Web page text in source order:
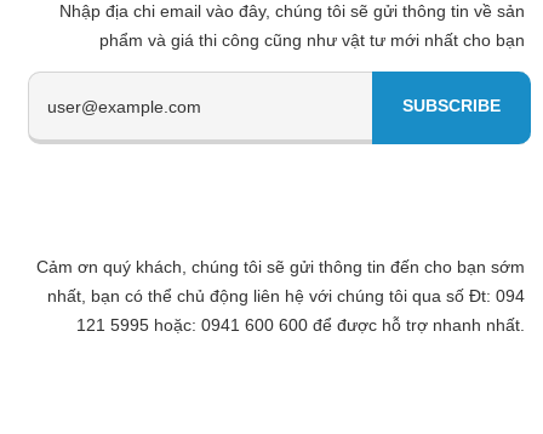
Nhập địa chi email vào đây, chúng tôi sẽ gửi thông tin về sản
phẩm và giá thi công cũng như vật tư mới nhất cho bạn
Cảm ơn quý khách, chúng tôi sẽ gửi thông tin đến cho bạn sớm
nhất, bạn có thể chủ động liên hệ với chúng tôi qua số Đt: 094
121 5995 hoặc: 0941 600 600 để được hỗ trợ nhanh nhất.